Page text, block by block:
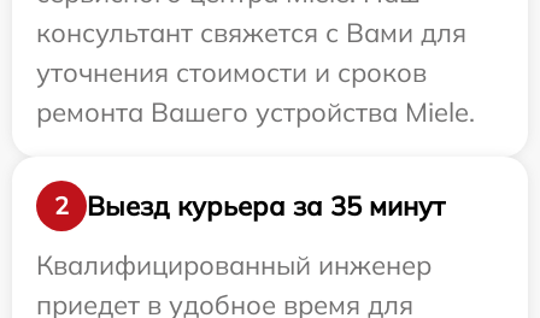
консультант свяжется с Вами для
уточнения стоимости и сроков
ремонта Вашего устройства Miele.
2
Выезд курьера за 35 минут
Квалифицированный инженер
приедет в удобное время для